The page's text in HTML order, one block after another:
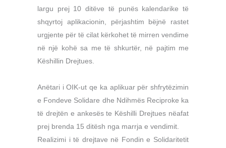
largu prej 10 ditëve të punës kalendarike të
shqyrtoj aplikacionin, përjashtim bëjnë rastet
urgjente për të cilat kërkohet të mirren vendime
në një kohë sa me të shkurtër, në pajtim me
Këshillin Drejtues.
Anëtari i OIK-ut qe ka aplikuar për shfrytëzimin
e Fondeve Solidare dhe Ndihmës Reciproke ka
të drejtën e ankesës te Këshilli Drejtues nëafat
prej brenda 15 ditësh nga marrja e vendimit.
Realizimi i të drejtave në Fondin e Solidaritetit